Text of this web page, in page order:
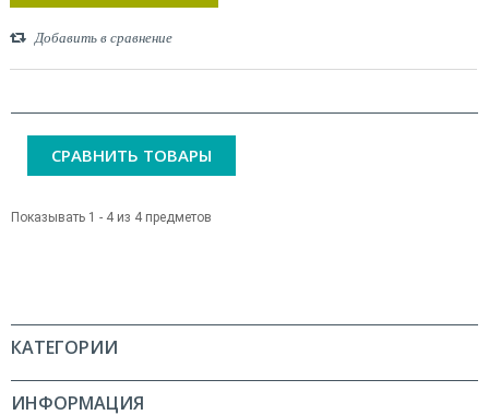
Добавить в сравнение
СРАВНИТЬ ТОВАРЫ
Показывать 1 - 4 из 4 предметов
КАТЕГОРИИ
ИНФОРМАЦИЯ